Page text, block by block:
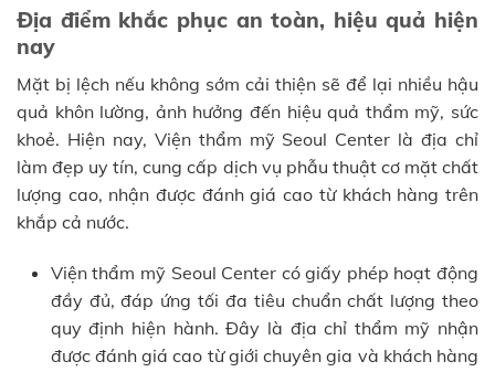
Địa điểm khắc phục an toàn, hiệu quả hiện
nay
Mặt bị lệch nếu không sớm cải thiện sẽ để lại nhiều hậu
quả khôn lường, ảnh hưởng đến hiệu quả thẩm mỹ, sức
khoẻ. Hiện nay, Viện thẩm mỹ Seoul Center là địa chỉ
làm đẹp uy tín, cung cấp dịch vụ phẫu thuật cơ mặt chất
lượng cao, nhận được đánh giá cao từ khách hàng trên
khắp cả nước.
Viện thẩm mỹ Seoul Center có giấy phép hoạt động
đầy đủ, đáp ứng tối đa tiêu chuẩn chất lượng theo
quy định hiện hành. Đây là địa chỉ thẩm mỹ nhận
được đánh giá cao từ giới chuyên gia và khách hàng